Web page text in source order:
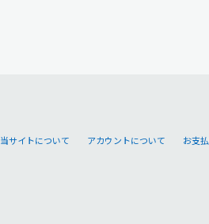
当サイトについて アカウントについて お支